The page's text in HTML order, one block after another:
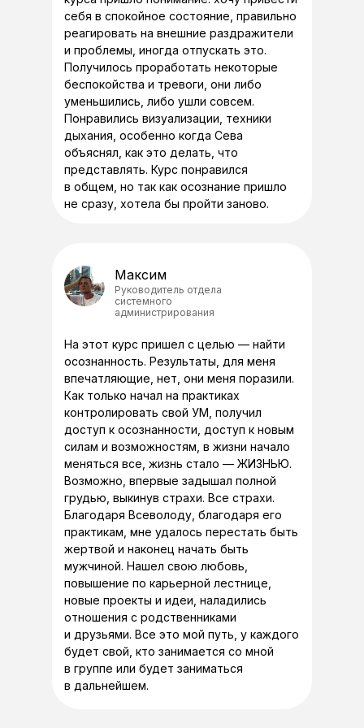
себя в спокойное состояние, правильно
реагировать на внешние раздражители
и проблемы, иногда отпускать это.
Получилось проработать некоторые
беспокойства и тревоги, они либо
уменьшились, либо ушли совсем.
Понравились визуализации, техники
дыхания, особенно когда Сева
объяснял, как это делать, что
представлять. Курс понравился
в общем, но так как осознание пришло
не сразу, хотела бы пройти заново.
На этот курс пришел с целью — найти
осознанность. Результаты, для меня
впечатляющие, нет, они меня поразили.
Как только начал на практиках
контролировать свой УМ, получил
доступ к осознанности, доступ к новым
силам и возможностям, в жизни начало
меняться все, жизнь стало — ЖИЗНЬЮ.
Возможно, впервые задышал полной
грудью, выкинув страхи. Все страхи.
Благодаря Всеволоду, благодаря его
практикам, мне удалось перестать быть
жертвой и наконец начать быть
мужчиной. Нашел свою любовь,
повышение по карьерной лестнице,
новые проекты и идеи, наладились
отношения с родственниками
и друзьями. Все это мой путь, у каждого
будет свой, кто занимается со мной
в группе или будет заниматься
в дальнейшем.
Максим
Руководитель отдела
системного
администрирования
Политика конфиденциальности
ООО "Профессорская клиника
"Хорошая практика"
ОГРН 5177746015662 ИНН
Россия, 115054, г. Москва,
этаж 3, пом. 1-3А;17;19;22-27
Медицинская клиника-партнер:
ОГРН: 1127746047175 ИНН:
Россия, 127018, г. Москва, 4-й
Стрелецкий пр-д, д. 4, к. 1, ЭТАЖ 1-
ОГРН: 1217700539561 ИНН:
Россия, 125637, г. Москва,
Полесский пр-д, 16, стр. 1, оф 9/11
Карта сайта
Загрузите для
Android
Программа сопровожения ментального
здоровья "10 шагов ПРЕМИУМ"
Конструктор ЭГО
Корпоративные программы